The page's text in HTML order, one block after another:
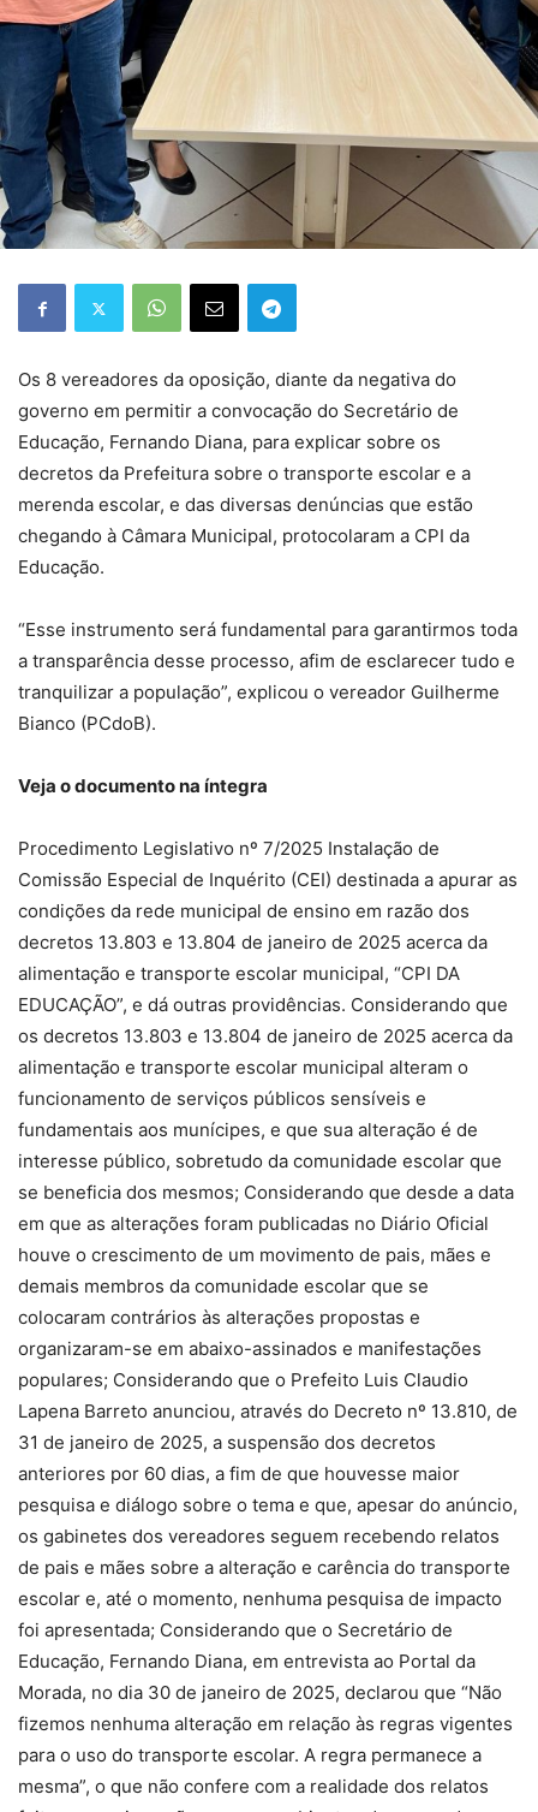
Os 8 vereadores da oposição, diante da negativa do
governo em permitir a convocação do Secretário de
Educação, Fernando Diana, para explicar sobre os
decretos da Prefeitura sobre o transporte escolar e a
merenda escolar, e das diversas denúncias que estão
chegando à Câmara Municipal, protocolaram a CPI da
Educação.
“Esse instrumento será fundamental para garantirmos toda
a transparência desse processo, afim de esclarecer tudo e
tranquilizar a população”, explicou o vereador Guilherme
Bianco (PCdoB).
Veja o documento na íntegra
Procedimento Legislativo nº 7/2025 Instalação de
Comissão Especial de Inquérito (CEI) destinada a apurar as
condições da rede municipal de ensino em razão dos
decretos 13.803 e 13.804 de janeiro de 2025 acerca da
alimentação e transporte escolar municipal, “CPI DA
EDUCAÇÃO”, e dá outras providências. Considerando que
os decretos 13.803 e 13.804 de janeiro de 2025 acerca da
alimentação e transporte escolar municipal alteram o
funcionamento de serviços públicos sensíveis e
fundamentais aos munícipes, e que sua alteração é de
interesse público, sobretudo da comunidade escolar que
se beneficia dos mesmos; Considerando que desde a data
em que as alterações foram publicadas no Diário Oficial
houve o crescimento de um movimento de pais, mães e
demais membros da comunidade escolar que se
colocaram contrários às alterações propostas e
organizaram-se em abaixo-assinados e manifestações
populares; Considerando que o Prefeito Luis Claudio
Lapena Barreto anunciou, através do Decreto nº 13.810, de
31 de janeiro de 2025, a suspensão dos decretos
anteriores por 60 dias, a fim de que houvesse maior
pesquisa e diálogo sobre o tema e que, apesar do anúncio,
os gabinetes dos vereadores seguem recebendo relatos
de pais e mães sobre a alteração e carência do transporte
escolar e, até o momento, nenhuma pesquisa de impacto
foi apresentada; Considerando que o Secretário de
Educação, Fernando Diana, em entrevista ao Portal da
Morada, no dia 30 de janeiro de 2025, declarou que “Não
fizemos nenhuma alteração em relação às regras vigentes
para o uso do transporte escolar. A regra permanece a
mesma”, o que não confere com a realidade dos relatos